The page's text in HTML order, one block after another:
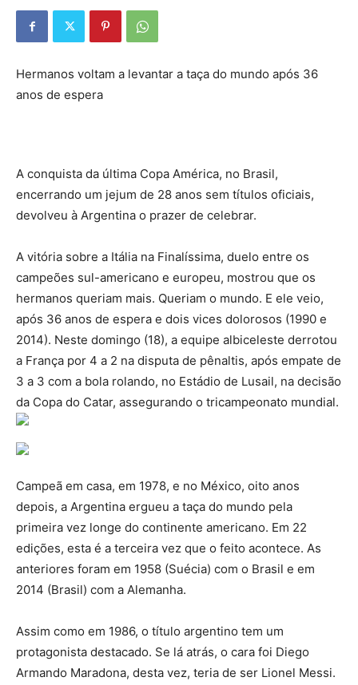
Hermanos voltam a levantar a taça do mundo após 36
anos de espera
A conquista da última Copa América, no Brasil,
encerrando um jejum de 28 anos sem títulos oficiais,
devolveu à Argentina o prazer de celebrar.
A vitória sobre a Itália na Finalíssima, duelo entre os
campeões sul-americano e europeu, mostrou que os
hermanos queriam mais. Queriam o mundo. E ele veio,
após 36 anos de espera e dois vices dolorosos (1990 e
2014). Neste domingo (18), a equipe albiceleste derrotou
a França por 4 a 2 na disputa de pênaltis, após empate de
3 a 3 com a bola rolando, no Estádio de Lusail, na decisão
da Copa do Catar, assegurando o tricampeonato mundial.
Campeã em casa, em 1978, e no México, oito anos
depois, a Argentina ergueu a taça do mundo pela
primeira vez longe do continente americano. Em 22
edições, esta é a terceira vez que o feito acontece. As
anteriores foram em 1958 (Suécia) com o Brasil e em
2014 (Brasil) com a Alemanha.
Assim como em 1986, o título argentino tem um
protagonista destacado. Se lá atrás, o cara foi Diego
Armando Maradona, desta vez, teria de ser Lionel Messi.